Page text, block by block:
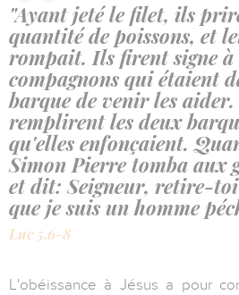
"Ayant jeté le filet, ils
quantité de poissons, et
rompait. Ils firent signe à
compagnons qui étaient
barque de venir les
remplirent les deux
qu'elles enfonçaient.
Simon Pierre tomba aux
et dit: Seigneur, retire-
que je suis un homme
Luc 5.6-8
L'obéissance à Jésus a pour